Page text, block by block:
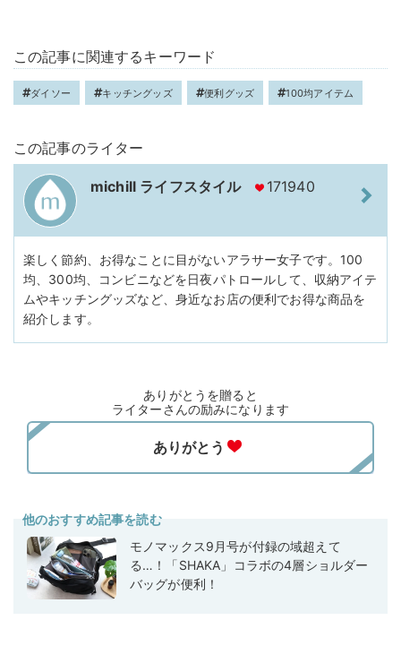
この記事に関連するキーワード
ダイソー キッチングッズ 便利グッズ 100均アイテム
この記事のライター
michill ライフスタイル 171940
楽しく節約、お得なことに目がないアラサー女子です。100
均、300均、コンビニなどを日夜パトロールして、収納アイテ
ムやキッチングッズなど、身近なお店の便利でお得な商品を
紹介します。
ありがとうを贈ると
ライターさんの励みになります
他のおすすめ記事を読む
モノマックス9月号が付録の域超えて
る…！「SHAKA」コラボの4層ショルダー
バッグが便利！